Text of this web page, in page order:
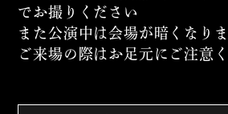
でお撮りください
また公演中は会場が暗くなり
ご来場の際はお足元にご注意